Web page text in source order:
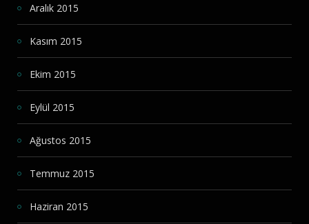
Aralık 2015
Kasım 2015
Ekim 2015
Eylül 2015
Ağustos 2015
Temmuz 2015
Haziran 2015